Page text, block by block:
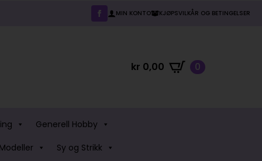
MIN KONTO KJØPSVILKÅR OG BETINGELSER
kr 0,00 0
Generell Hobby
Sy og Strikk